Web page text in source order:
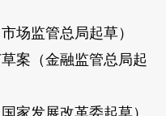
监管总局起草）
案（金融监管总局起